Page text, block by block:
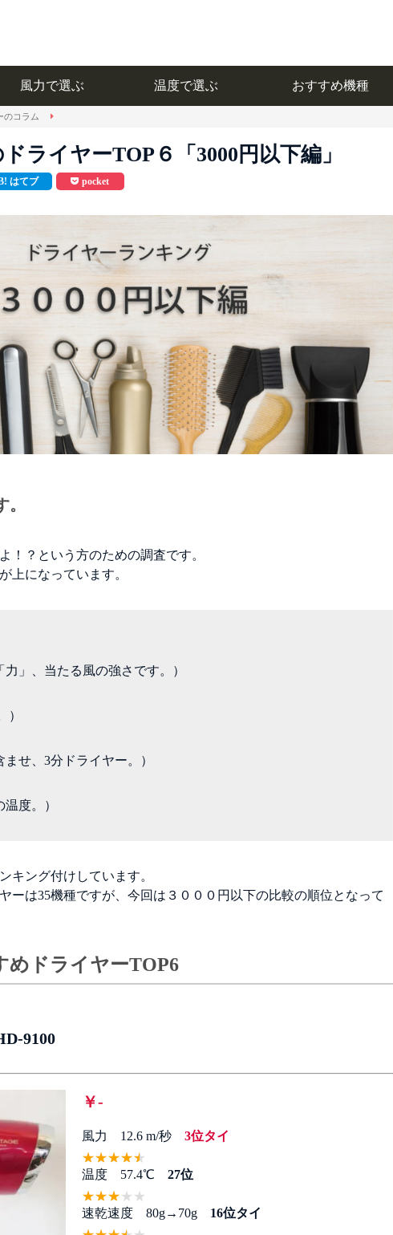
風力で選ぶ 温度で選ぶ おすすめ機種
風力で選ぶ 温度で選ぶ おすすめ機種
のコラム
ライヤーTOP６「3000円以下編」
！？という方のための調査です。
上になっています。
力」、当たる風の強さです。）
）
ませ、3分ドライヤー。）
度。）
キング付けしています。
ーは
ですが、今回は３０００円以下の比較の順位となって
めドライヤーTOP6
9100
￥-
風力 12.6 m/秒 3位タイ
温度 57.4℃ 27位
速乾速度 80g→70g 16位タイ